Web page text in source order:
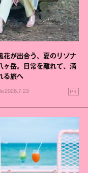
花が出合う、夏のリゾナ
ヶ岳。日常を離れて、満
る旅へ
2026.7.23 PR